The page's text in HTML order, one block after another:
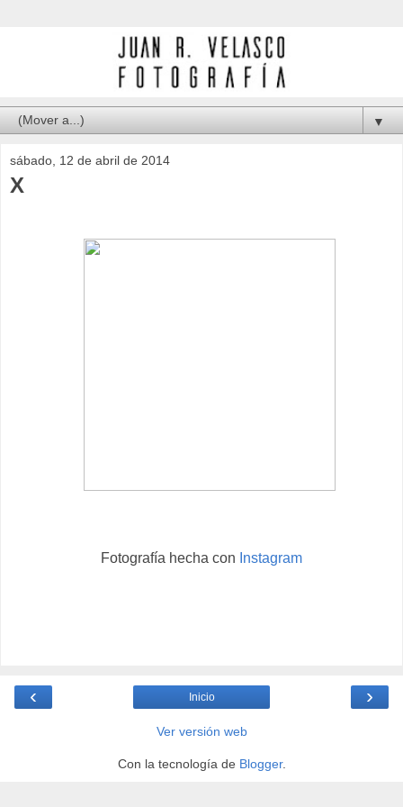
▼
sábado, 12 de abril de 2014
X
Fotografía hecha con Instagram
‹ ›
Inicio
Ver versión web
Con la tecnología de Blogger.